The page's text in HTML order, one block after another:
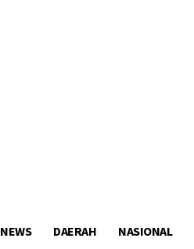
NASIONAL EKONOMI
NEWS DAERAH NASIONAL